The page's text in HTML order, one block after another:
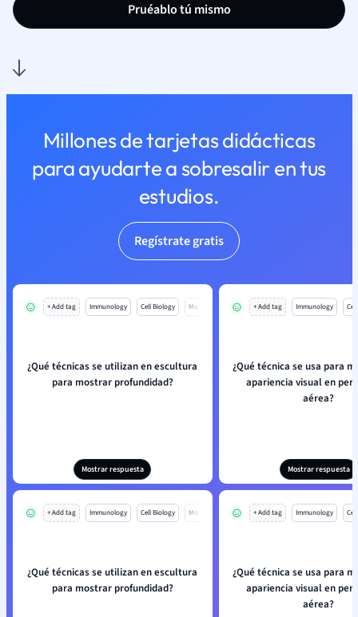
Pruéablo tú mismo
Millones de tarjetas didácticas
para ayudarte a sobresalir en tus
estudios.
Regístrate gratis
+ Add tag Immunology Cell Biology Mo
¿Qué técnicas se utilizan en escultura
para mostrar profundidad?
Mostrar respuesta
+ Add tag Immunology
¿Qué técnica se usa para
apariencia visual en
aérea?
Mostrar respuesta
+ Add tag Immunology Cell Biology Mo
¿Qué técnicas se utilizan en escultura
para mostrar profundidad?
+ Add tag Immunology
¿Qué técnica se usa para
apariencia visual en
aérea?